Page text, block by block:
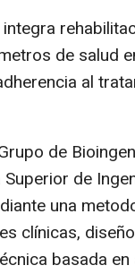
de salud
al
de
de
una
clínicas,
basada